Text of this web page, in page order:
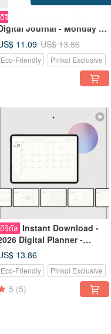
ดิจิทัล
Journal - Monday to
- Flower Town,
Ravine, Gossamer
Field, Neon Isle
11.09 US$ 13.86
Eco-Friendly Pinkoi Exclusive
ดิจิทัล Instant Download -
Digital Planner -
& Sunday Start -
Light &
Shadow - Includes Year-
End 2025 Bonus
13.86
Eco-Friendly Pinkoi Exclusive
5 (5)